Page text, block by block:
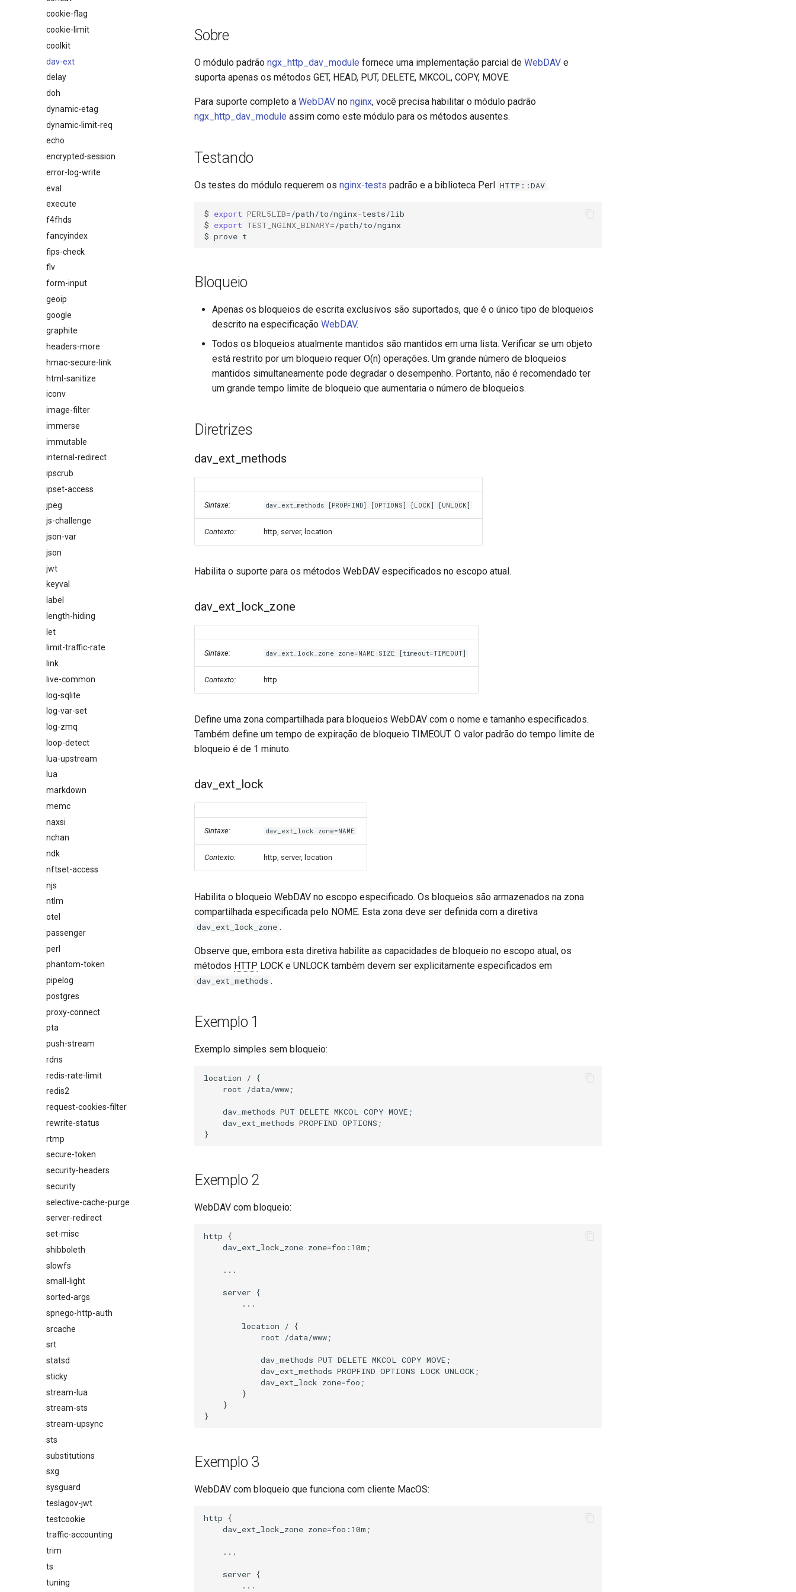
cookie-flag
cookie-limit
coolkit
dav-ext
delay
doh
dynamic-etag
dynamic-limit-req
echo
encrypted-session
error-log-write
eval
execute
f4fhds
fancyindex
fips-check
flv
form-input
geoip
google
graphite
headers-more
hmac-secure-link
html-sanitize
iconv
image-filter
immerse
immutable
internal-redirect
ipscrub
ipset-access
jpeg
js-challenge
json-var
json
jwt
keyval
label
length-hiding
let
limit-traffic-rate
link
live-common
log-sqlite
log-var-set
log-zmq
loop-detect
lua-upstream
lua
markdown
memc
naxsi
nchan
ndk
nftset-access
njs
ntlm
otel
passenger
perl
phantom-token
pipelog
postgres
proxy-connect
pta
push-stream
rdns
redis-rate-limit
redis2
request-cookies-filter
rewrite-status
rtmp
secure-token
security-headers
security
selective-cache-purge
server-redirect
set-misc
shibboleth
slowfs
small-light
sorted-args
spnego-http-auth
srcache
srt
statsd
sticky
stream-lua
stream-sts
stream-upsync
sts
substitutions
sxg
sysguard
teslagov-jwt
testcookie
traffic-accounting
trim
ts
tuning
Sobre
O módulo padrão ngx_http_dav_module fornece uma implementação parcial de WebDAV e
suporta apenas os métodos GET, HEAD, PUT, DELETE, MKCOL, COPY, MOVE.
Para suporte completo a WebDAV no nginx, você precisa habilitar o módulo padrão
ngx_http_dav_module assim como este módulo para os métodos ausentes.
Testando
Os testes do módulo requerem os nginx-tests padrão e a biblioteca Perl HTTP::DAV .
$ export PERL5LIB=/path/to/nginx-tests/lib
$ export TEST_NGINX_BINARY=/path/to/nginx
$ prove
Bloqueio
Apenas os bloqueios de escrita exclusivos são suportados, que é o único tipo de bloqueios
descrito na especificação WebDAV.
Todos os bloqueios atualmente mantidos são mantidos em uma lista. Verificar se um objeto
está restrito por um bloqueio requer O(n) operações. Um grande número de bloqueios
mantidos simultaneamente pode degradar o desempenho. Portanto, não é recomendado ter
um grande tempo limite de bloqueio que aumentaria o número de bloqueios.
Diretrizes
dav_ext_methods
Sintaxe: dav_ext_methods [PROPFIND] [OPTIONS] [LOCK] [UNLOCK]
Contexto: http, server, location
Habilita o suporte para os métodos WebDAV especificados no escopo atual.
dav_ext_lock_zone
Sintaxe: dav_ext_lock_zone zone=NAME:SIZE [timeout=TIMEOUT]
Contexto: http
Define uma zona compartilhada para bloqueios WebDAV com o nome e tamanho especificados.
Também define um tempo de expiração de bloqueio TIMEOUT. O valor padrão do tempo limite de
bloqueio é de 1 minuto.
dav_ext_lock
Sintaxe: dav_ext_lock zone=NAME
Contexto: http, server, location
Habilita o bloqueio WebDAV no escopo especificado. Os bloqueios são armazenados na zona
compartilhada especificada pelo NOME. Esta zona deve ser definida com a diretiva
dav_ext_lock_zone .
Observe que, embora esta diretiva habilite as capacidades de bloqueio no escopo atual, os
métodos HTTP LOCK e UNLOCK também devem ser explicitamente especificados em
dav_ext_methods .
Exemplo 1
Exemplo simples sem bloqueio:
location / {
    root /data/www;
    dav_methods PUT DELETE MKCOL COPY MOVE;
    dav_ext_methods PROPFIND OPTIONS;
Exemplo 2
WebDAV com bloqueio:
http {
    dav_ext_lock_zone zone=foo:10m;
    ...
    server {
        ...
        location / {
            root /data/www;
            dav_methods PUT DELETE MKCOL COPY MOVE;
            dav_ext_methods PROPFIND OPTIONS LOCK UNLOCK;
            dav_ext_lock zone=foo;
        }
    }
Exemplo 3
WebDAV com bloqueio que funciona com cliente MacOS:
http {
    dav_ext_lock_zone zone=foo:10m;
    ...
    server {
        ...